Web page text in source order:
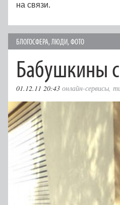
на связи.
БЛОГОСФЕРА,ЛЮДИ,ФОТО
Бабушкины
01.12.11 20:43 онлайн-сервисы,